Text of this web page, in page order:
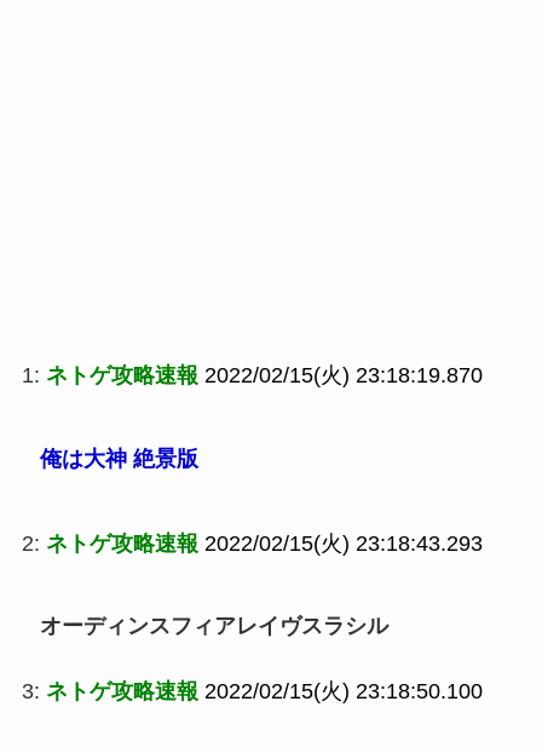
1: ネトゲ攻略速報 2022/02/15(火) 23:18:19.870
俺は大神 絶景版
2: ネトゲ攻略速報 2022/02/15(火) 23:18:43.293
オーディンスフィアレイヴスラシル
3: ネトゲ攻略速報 2022/02/15(火) 23:18:50.100